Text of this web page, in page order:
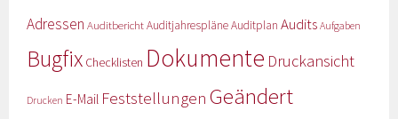
Adressen AuditberichtAuditjahrespläneAuditplan Audits Aufgaben
Bugfix Checklisten Dokumente Druckansicht
Drucken E-Mail Feststellungen Geändert